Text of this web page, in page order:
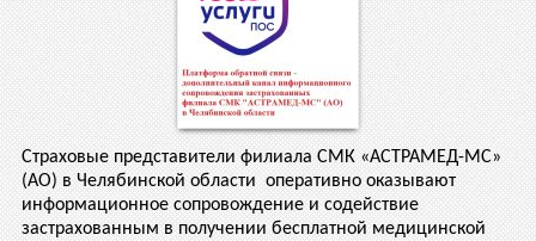
Страховые представители филиала СМК «АСТРАМЕД-МС»
(АО) в Челябинской области оперативно оказывают
информационное сопровождение и содействие
застрахованным в получении бесплатной медицинской